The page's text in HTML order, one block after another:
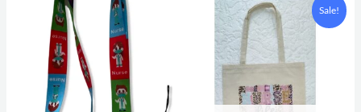
Sale!
Original
price
was:
15,00 KM.
Current
price
is:
8,00 KM.